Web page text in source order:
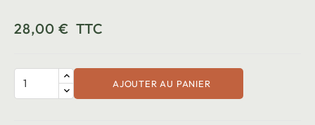
28,00 € TTC
AJOUTER AU PANIER